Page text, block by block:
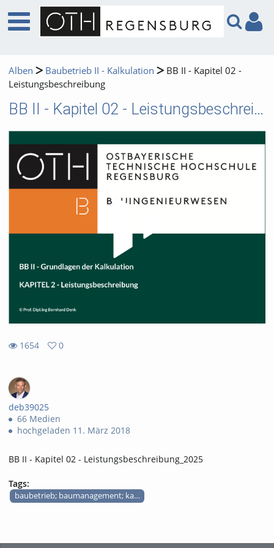
Alben Baubetrieb II - Kalkulation
BB II - Kapitel 02 -
Leistungsbeschreibung
BB II - Kapitel 02 - Leistungsbeschreibung
1654
0
deb39025
66 Medien
hochgeladen 11. März 2018
BB II - Kapitel 02 - Leistungsbeschreibung_2025
Tags:
baubetrieb; baumanagement; kalkulation